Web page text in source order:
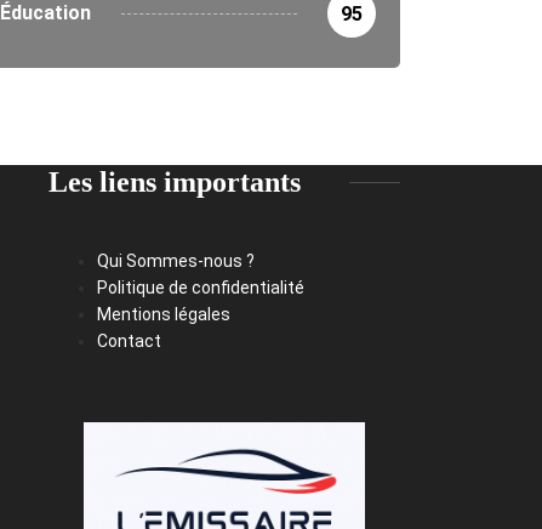
Éducation 95
Les liens importants
Qui Sommes-nous ?
Politique de confidentialité
Mentions légales
Contact